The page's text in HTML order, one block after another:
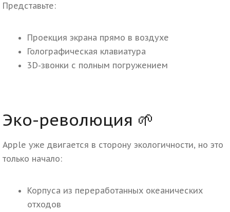
Представьте:
Проекция экрана прямо в воздухе
Голографическая клавиатура
3D-звонки с полным погружением
Эко-революция 🌱
Apple уже двигается в сторону экологичности, но это
только начало:
Корпуса из переработанных океанических
отходов